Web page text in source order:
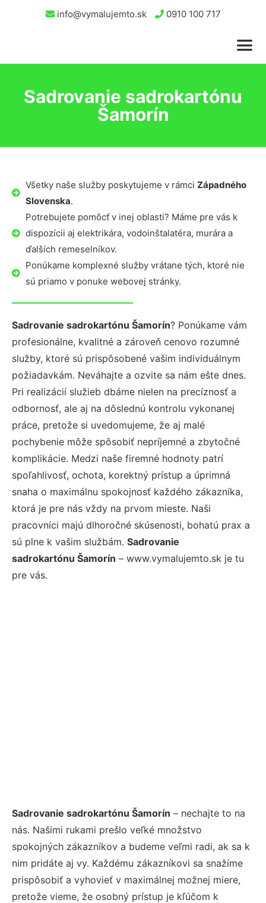
info@vymalujemto.sk 0910 100 717
Sadrovanie sadrokartónu
Šamorín
Všetky naše služby poskytujeme v rámci Západného
Slovenska.
Potrebujete pomôcť v inej oblasti? Máme pre vás k
dispozícii aj elektrikára, vodoinštalatéra, murára a
ďalších remeselníkov.
Ponúkame komplexné služby vrátane tých, ktoré nie
sú priamo v ponuke webovej stránky.
Sadrovanie sadrokartónu Šamorín? Ponúkame vám
profesionálne, kvalitné a zároveň cenovo rozumné
služby, ktoré sú prispôsobené vašim individuálnym
požiadavkám. Neváhajte a ozvite sa nám ešte dnes.
Pri realizácií služieb dbáme nielen na precíznosť a
odbornosť, ale aj na dôslednú kontrolu vykonanej
práce, pretože si uvedomujeme, že aj malé
pochybenie môže spôsobiť nepríjemné a zbytočné
komplikácie. Medzi naše firemné hodnoty patrí
spoľahlivosť, ochota, korektný prístup a úprimná
snaha o maximálnu spokojnosť každého zákazníka,
ktorá je pre nás vždy na prvom mieste. Naši
pracovníci majú dlhoročné skúsenosti, bohatú prax a
sú plne k vašim službám. Sadrovanie
sadrokartónu Šamorín – www.vymalujemto.sk je tu
pre vás.
Sadrovanie sadrokartónu Šamorín – nechajte to na
nás. Našimi rukami prešlo veľké množstvo
spokojných zákazníkov a budeme veľmi radi, ak sa k
nim pridáte aj vy. Každému zákazníkovi sa snažíme
prispôsobiť a vyhovieť v maximálnej možnej miere,
pretože vieme, že osobný prístup je kľúčom k